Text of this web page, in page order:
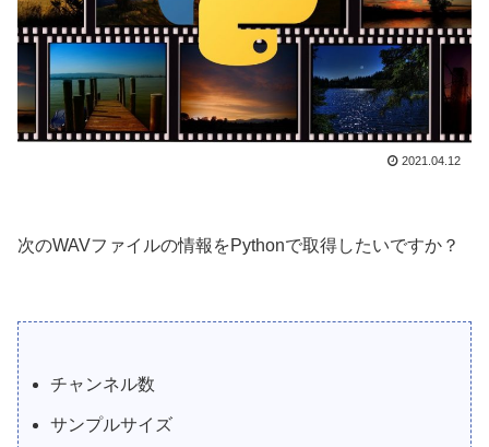
2021.04.12
次のWAVファイルの情報をPythonで取得したいですか？
チャンネル数
サンプルサイズ